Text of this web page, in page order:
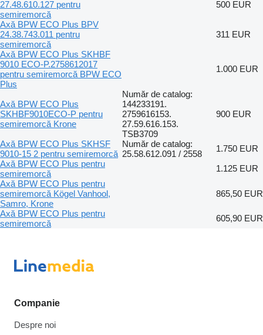
27.48.610.127 pentru
semiremorcă
500 EUR
Axă BPW ECO Plus BPV
24.38.743.011 pentru
semiremorcă
311 EUR
Axă BPW ECO Plus SKHBF
9010 ECO-P.2758612017
pentru semiremorcă BPW ECO
Plus
1.000 EUR
Axă BPW ECO Plus
SKHBF9010ECO-P pentru
semiremorcă Krone
Număr de catalog:
144233191.
2759616153.
27.59.616.153.
TSB3709
900 EUR
Axă BPW ECO Plus SKHSF
9010-15 2 pentru semiremorcă
Număr de catalog:
25.58.612.091 / 2558
1.750 EUR
Axă BPW ECO Plus pentru
semiremorcă
1.125 EUR
Axă BPW ECO Plus pentru
semiremorcă Kögel Vanhool,
Samro, Krone
865,50 EUR
Axă BPW ECO Plus pentru
semiremorcă
605,90 EUR
Companie
Despre noi